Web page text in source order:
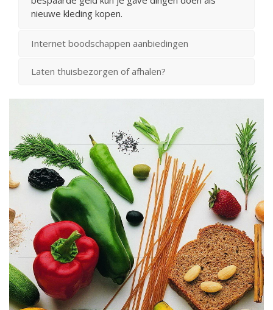
nieuwe kleding kopen.
Internet boodschappen aanbiedingen
Laten thuisbezorgen of afhalen?